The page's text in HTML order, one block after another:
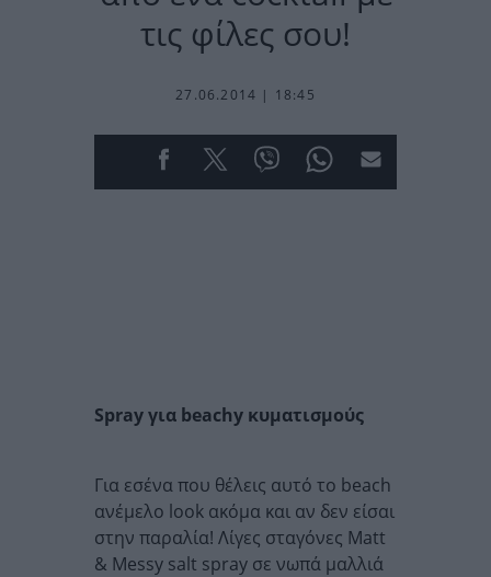
τις φίλες σου!
27.06.2014 | 18:45
Spray για beachy κυματισμούς
Για εσένα που θέλεις αυτό το beach
ανέμελο look ακόμα και αν δεν είσαι
στην παραλία! Λίγες σταγόνες Matt
& Messy salt spray σε νωπά μαλλιά